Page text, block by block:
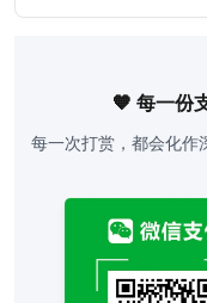
🧡 每一份
每一次打赏，都会化作